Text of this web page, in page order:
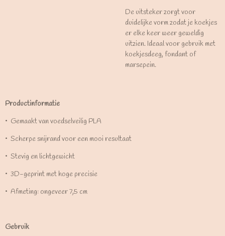
De uitsteker zorgt voor
duidelijke vorm zodat je koekjes
er elke keer weer geweldig
uitzien. Ideaal voor gebruik met
koekjesdeeg, fondant of
marsepein.
Productinformatie
•⁠ ⁠Gemaakt van voedselveilig PLA
•⁠ ⁠Scherpe snijrand voor een mooi resultaat
•⁠ ⁠Stevig en lichtgewicht
•⁠ ⁠3D-geprint met hoge precisie
•⁠ ⁠Afmeting: ongeveer 7,5 cm
Gebruik